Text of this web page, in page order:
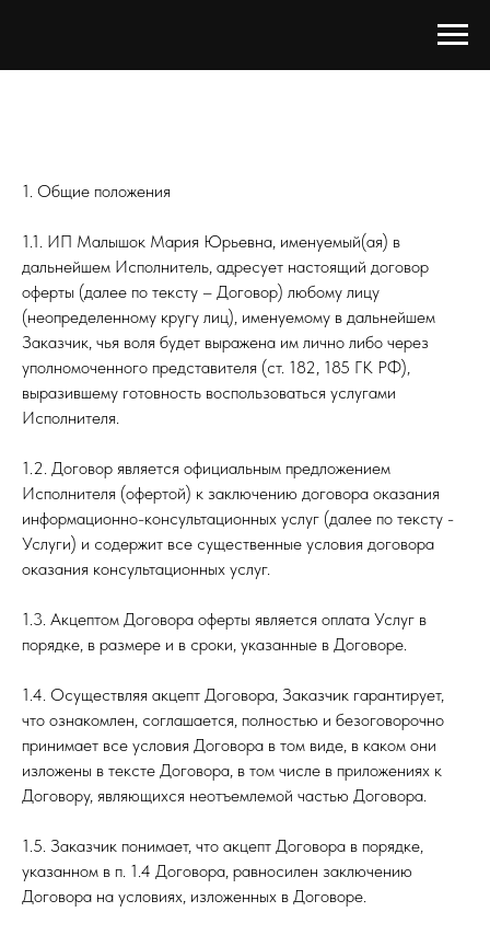
1. Общие положения
1.1. ИП Малышок Мария Юрьевна, именуемый(ая) в
дальнейшем Исполнитель, адресует настоящий договор
оферты (далее по тексту – Договор) любому лицу
(неопределенному кругу лиц), именуемому в дальнейшем
Заказчик, чья воля будет выражена им лично либо через
уполномоченного представителя (ст. 182, 185 ГК РФ),
выразившему готовность воспользоваться услугами
Исполнителя.
1.2. Договор является официальным предложением
Исполнителя (офертой) к заключению договора оказания
информационно-консультационных услуг (далее по тексту -
Услуги) и содержит все существенные условия договора
оказания консультационных услуг.
1.3. Акцептом Договора оферты является оплата Услуг в
порядке, в размере и в сроки, указанные в Договоре.
1.4. Осуществляя акцепт Договора, Заказчик гарантирует,
что ознакомлен, соглашается, полностью и безоговорочно
принимает все условия Договора в том виде, в каком они
изложены в тексте Договора, в том числе в приложениях к
Договору, являющихся неотъемлемой частью Договора.
1.5. Заказчик понимает, что акцепт Договора в порядке,
указанном в п. 1.4 Договора, равносилен заключению
Договора на условиях, изложенных в Договоре.